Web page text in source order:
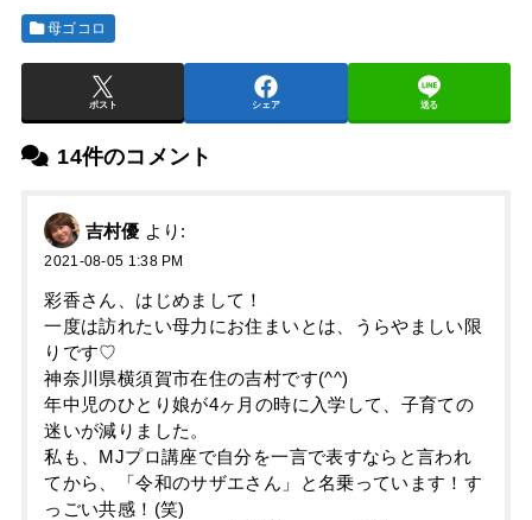
母ゴコロ
ポスト シェア 送る
14件のコメント
吉村優 より:
2021-08-05 1:38 PM
彩香さん、はじめまして！
一度は訪れたい母力にお住まいとは、うらやましい限
りです♡
神奈川県横須賀市在住の吉村です(^^)
年中児のひとり娘が4ヶ月の時に入学して、子育ての
迷いが減りました。
私も、MJプロ講座で自分を一言で表すならと言われ
てから、「令和のサザエさん」と名乗っています！す
っごい共感！(笑)